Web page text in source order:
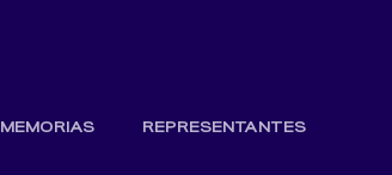
MEMORIAS REPRESENTANTES